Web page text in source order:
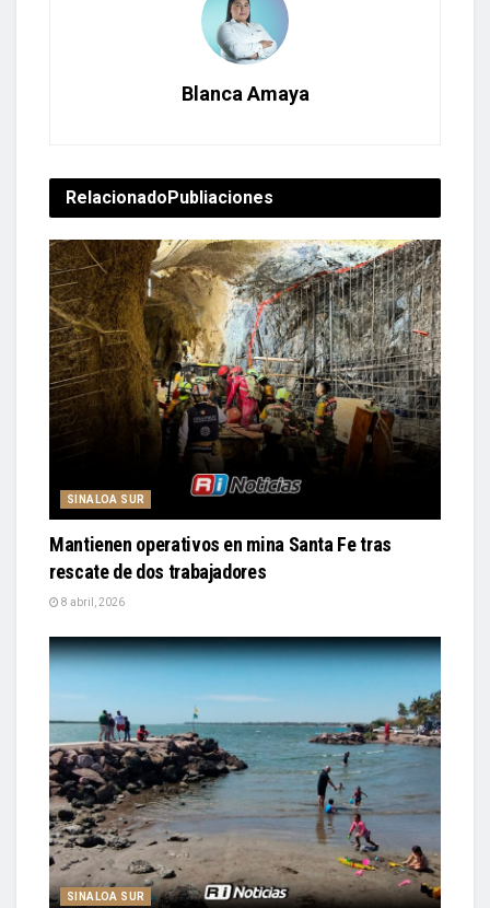
Blanca Amaya
RelacionadoPubliaciones
SINALOA SUR
Mantienen operativos en mina Santa Fe tras
rescate de dos trabajadores
8 abril, 2026
SINALOA SUR